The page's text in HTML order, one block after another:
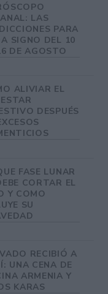
LAS
PARA
SIGNO DEL 10
DE AGOSTO
ALIVIAR EL
DESPUÉS
FASE LUNAR
CORTAR EL
Y COMO
SU
RECIBIÓ A
UNA CENA DE
ARMENIA Y
KARAS